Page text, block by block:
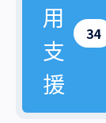
業務支援
役員一覧
拠点一覧
グループ会社
サステナビリティ
採用情報
用
支
援
34